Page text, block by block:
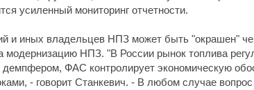
усиленный мониторинг отчетности.
и иных владельцев НПЗ может быть "окрашен"
модернизацию НПЗ. "В России рынок топлива
демпфером, ФАС контролирует экономическую
- говорит Станкевич. - В любом случае